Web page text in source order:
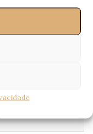
oscilações,